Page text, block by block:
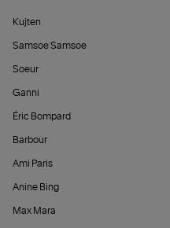
Kujten
Samsoe Samsoe
Soeur
Ganni
Éric Bompard
Barbour
Ami Paris
Anine Bing
Max Mara